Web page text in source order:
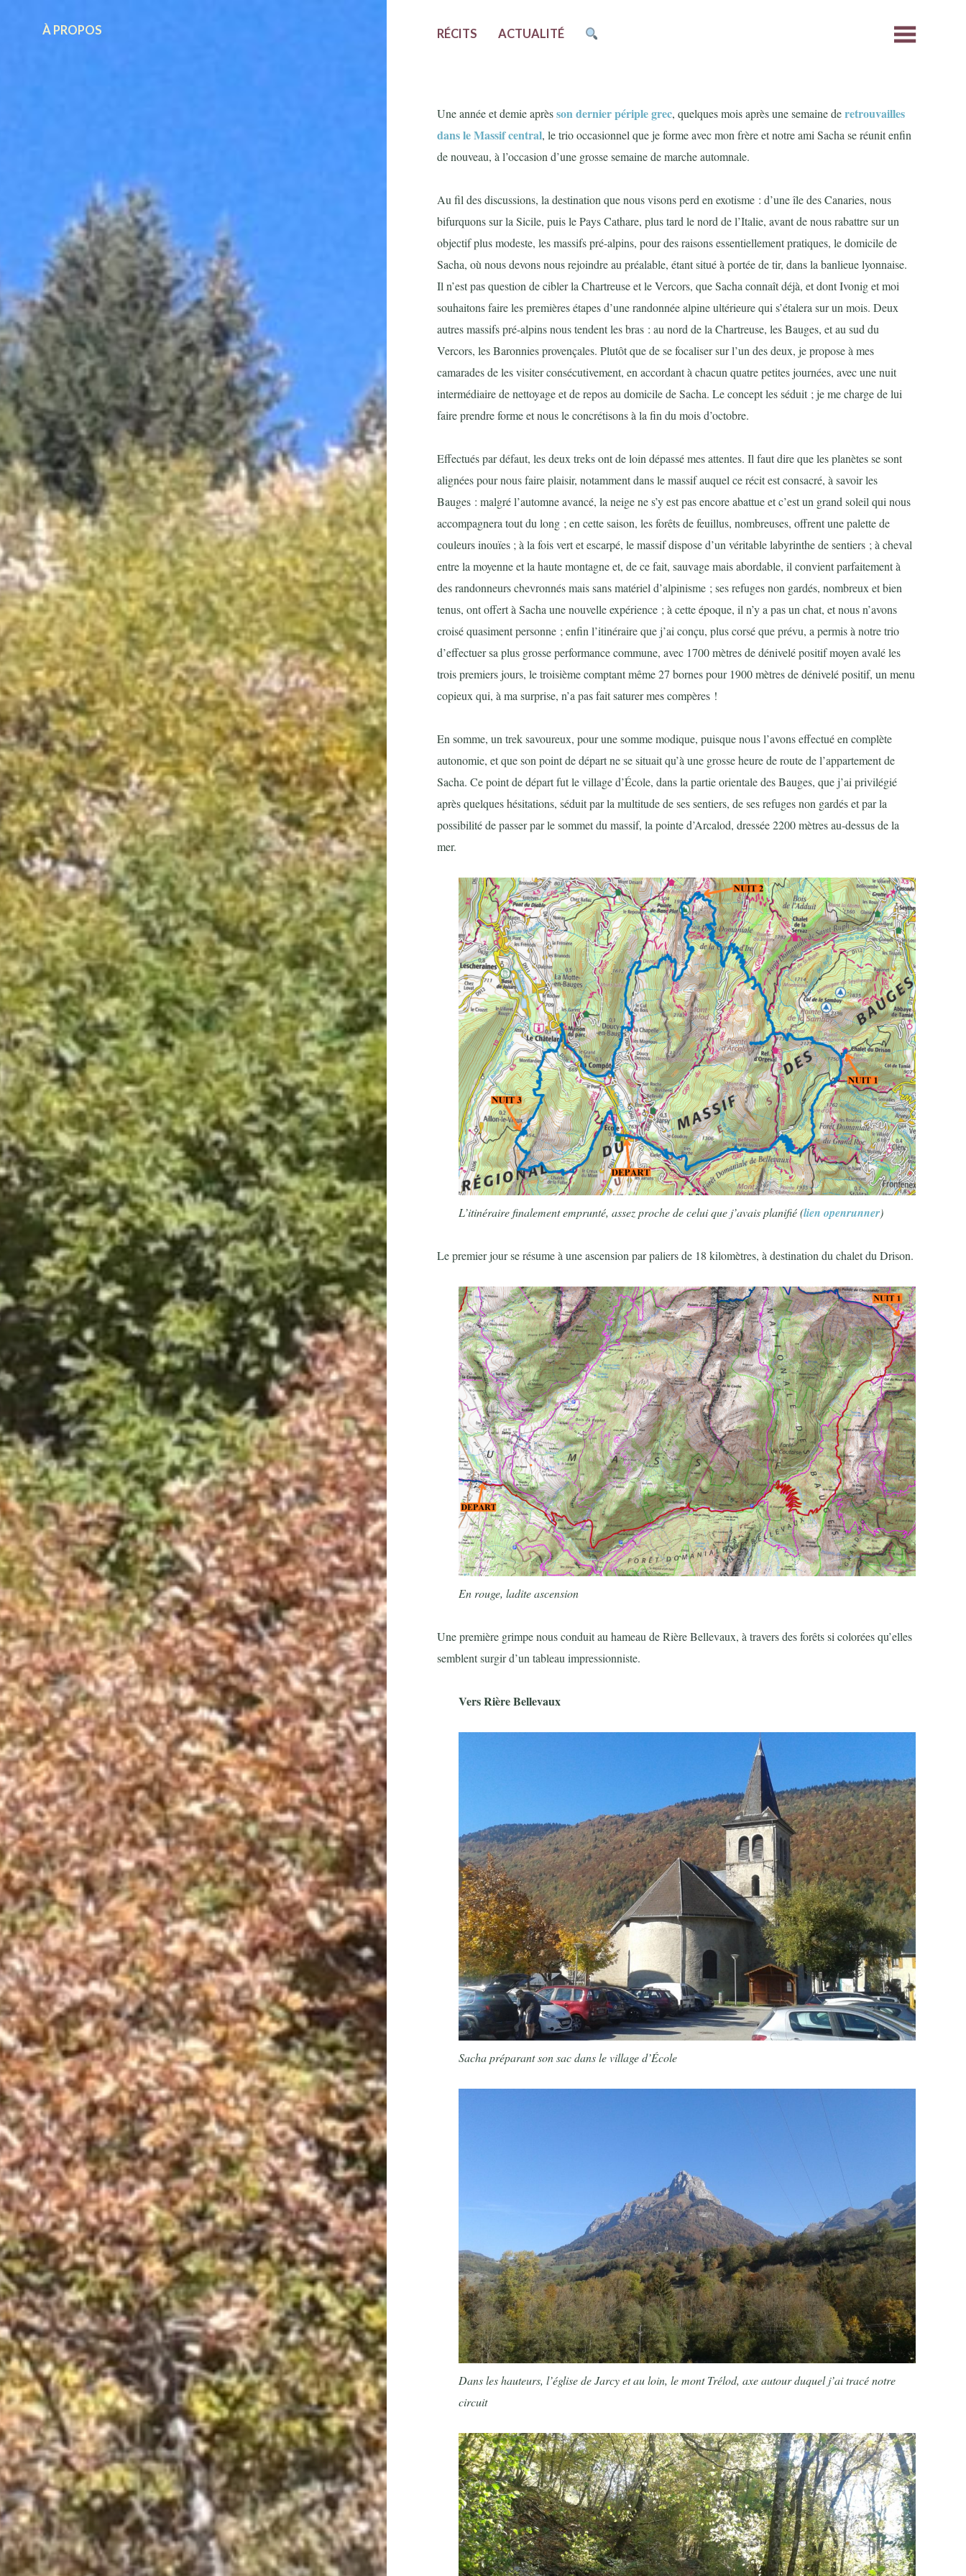
À PROPOS RÉCITS ACTUALITÉ
Une année et demie aprèsson dernier périple grec, quelques mois après une semaine deretrouvailles
dans le Massif central, le trio occasionnel que je forme avec mon frère et notre ami Sacha se réunit enfin
de nouveau, à l’occasion d’une grosse semaine de marche automnale.
Au fil des discussions, la destination que nous visons perd en exotisme : d’une île des Canaries, nous
bifurquons sur la Sicile, puis le Pays Cathare, plus tard le nord de l’Italie, avant de nous rabattre sur un
objectif plus modeste, les massifs pré-alpins, pour des raisons essentiellement pratiques, le domicile de
Sacha, où nous devons nous rejoindre au préalable, étant situé à portée de tir, dans la banlieue lyonnaise.
Il n’est pas question de cibler la Chartreuse et le Vercors, que Sacha connaît déjà, et dont Ivonig et moi
souhaitons faire les premières étapes d’une randonnée alpine ultérieure qui s’étalera sur un mois. Deux
autres massifs pré-alpins nous tendent les bras : au nord de la Chartreuse, les Bauges, et au sud du
Vercors, les Baronnies provençales. Plutôt que de se focaliser sur l’un des deux, je propose à mes
camarades de les visiter consécutivement, en accordant à chacun quatre petites journées, avec une nuit
intermédiaire de nettoyage et de repos au domicile de Sacha. Le concept les séduit ; je me charge de lui
faire prendre forme et nous le concrétisons à la fin du mois d’octobre.
Effectués par défaut, les deux treks ont de loin dépassé mes attentes. Il faut dire que les planètes se sont
alignées pour nous faire plaisir, notamment dans le massif auquel ce récit est consacré, à savoir les
Bauges : malgré l’automne avancé, la neige ne s’y est pas encore abattue et c’est un grand soleil qui nous
accompagnera tout du long ; en cette saison, les forêts de feuillus, nombreuses, offrent une palette de
couleurs inouïes ; à la fois vert et escarpé, le massif dispose d’un véritable labyrinthe de sentiers ; à cheval
entre la moyenne et la haute montagne et, de ce fait, sauvage mais abordable, il convient parfaitement à
des randonneurs chevronnés mais sans matériel d’alpinisme ; ses refuges non gardés, nombreux et bien
tenus, ont offert à Sacha une nouvelle expérience ; à cette époque, il n’y a pas un chat, et nous n’avons
croisé quasiment personne ; enfin l’itinéraire que j’ai conçu, plus corsé que prévu, a permis à notre trio
d’effectuer sa plus grosse performance commune, avec 1700 mètres de dénivelé positif moyen avalé les
trois premiers jours, le troisième comptant même 27 bornes pour 1900 mètres de dénivelé positif, un menu
copieux qui, à ma surprise, n’a pas fait saturer mes compères !
En somme, un trek savoureux, pour une somme modique, puisque nous l’avons effectué en complète
autonomie, et que son point de départ ne se situait qu’à une grosse heure de route de l’appartement de
Sacha. Ce point de départ fut le village d’École, dans la partie orientale des Bauges, que j’ai privilégié
après quelques hésitations, séduit par la multitude de ses sentiers, de ses refuges non gardés et par la
possibilité de passer par le sommet du massif, la pointe d’Arcalod, dressée 2200 mètres au-dessus de la
mer.
L’itinéraire finalement emprunté, assez proche de celui que j’avais planifié (lien openrunner)
Le premier jour se résume à une ascension par paliers de 18 kilomètres, à destination du chalet du Drison.
En rouge, ladite ascension
Une première grimpe nous conduit au hameau de Rière Bellevaux, à travers des forêts si colorées qu’elles
semblent surgir d’un tableau impressionniste.
Vers Rière Bellevaux
Sacha préparant son sac dans le village d’École
Dans les hauteurs, l’église de Jarcy et au loin, le mont Trélod, axe autour duquel j’ai tracé notre
circuit